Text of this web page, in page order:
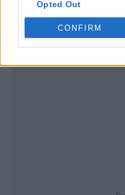
Opted Out
CONFIRM